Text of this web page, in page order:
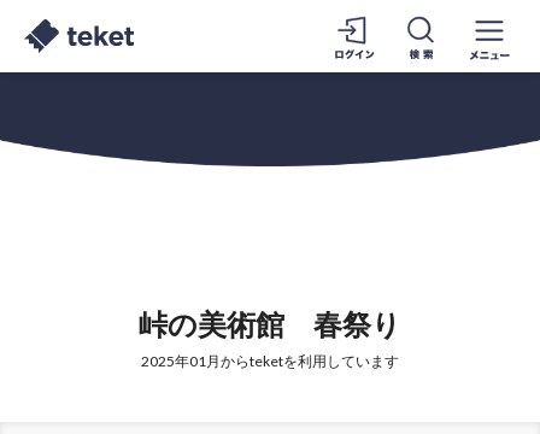
峠の美術館 春祭り
2025年01月からteketを利用しています